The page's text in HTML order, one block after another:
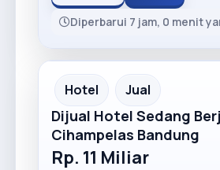
Diperbarui 7 jam, 0 menit
Recommended
Hotel Jual
Dijual Hotel Sedang
Cihampelas Bandung
Rp. 11 Miliar